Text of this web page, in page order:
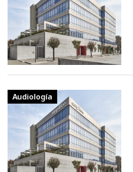
Audiología